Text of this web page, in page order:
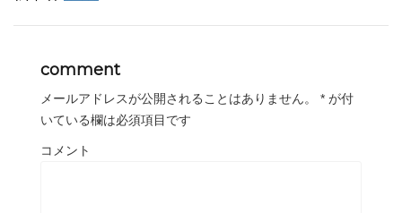
comment
メールアドレスが公開されることはありません。 * が付
いている欄は必須項目です
コメント